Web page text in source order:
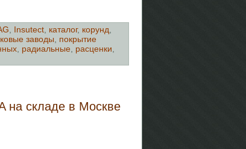
Insutect каталог, корунд
заводы
покрытие
радиальные расценки
на складе в Москве